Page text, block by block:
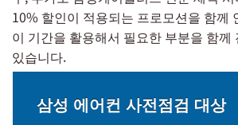
10% 할인이 적용되는 프로모션을 함께
이 기간을 활용해서 필요한 부분을 함께
있습니다.
삼성 에어컨 사전점검 대상